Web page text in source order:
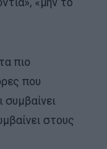
«μην το
πιο
που
συμβαίνει
στους